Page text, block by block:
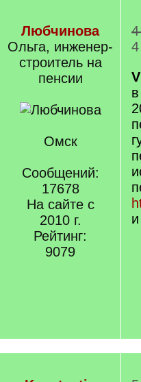
Любчинова
Ольга, инженер-
строитель на
пенсии
Омск
Сообщений:
17678
На сайте с
2010 г.
Рейтинг:
9079